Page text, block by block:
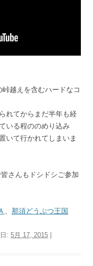
越えを含むハードなコ
れてからまだ半年も経
いる程ののめり込み
いて行かれてしまいま
さんもドシドシご参加
那須どうぶつ王国
: 5月 17, 2015